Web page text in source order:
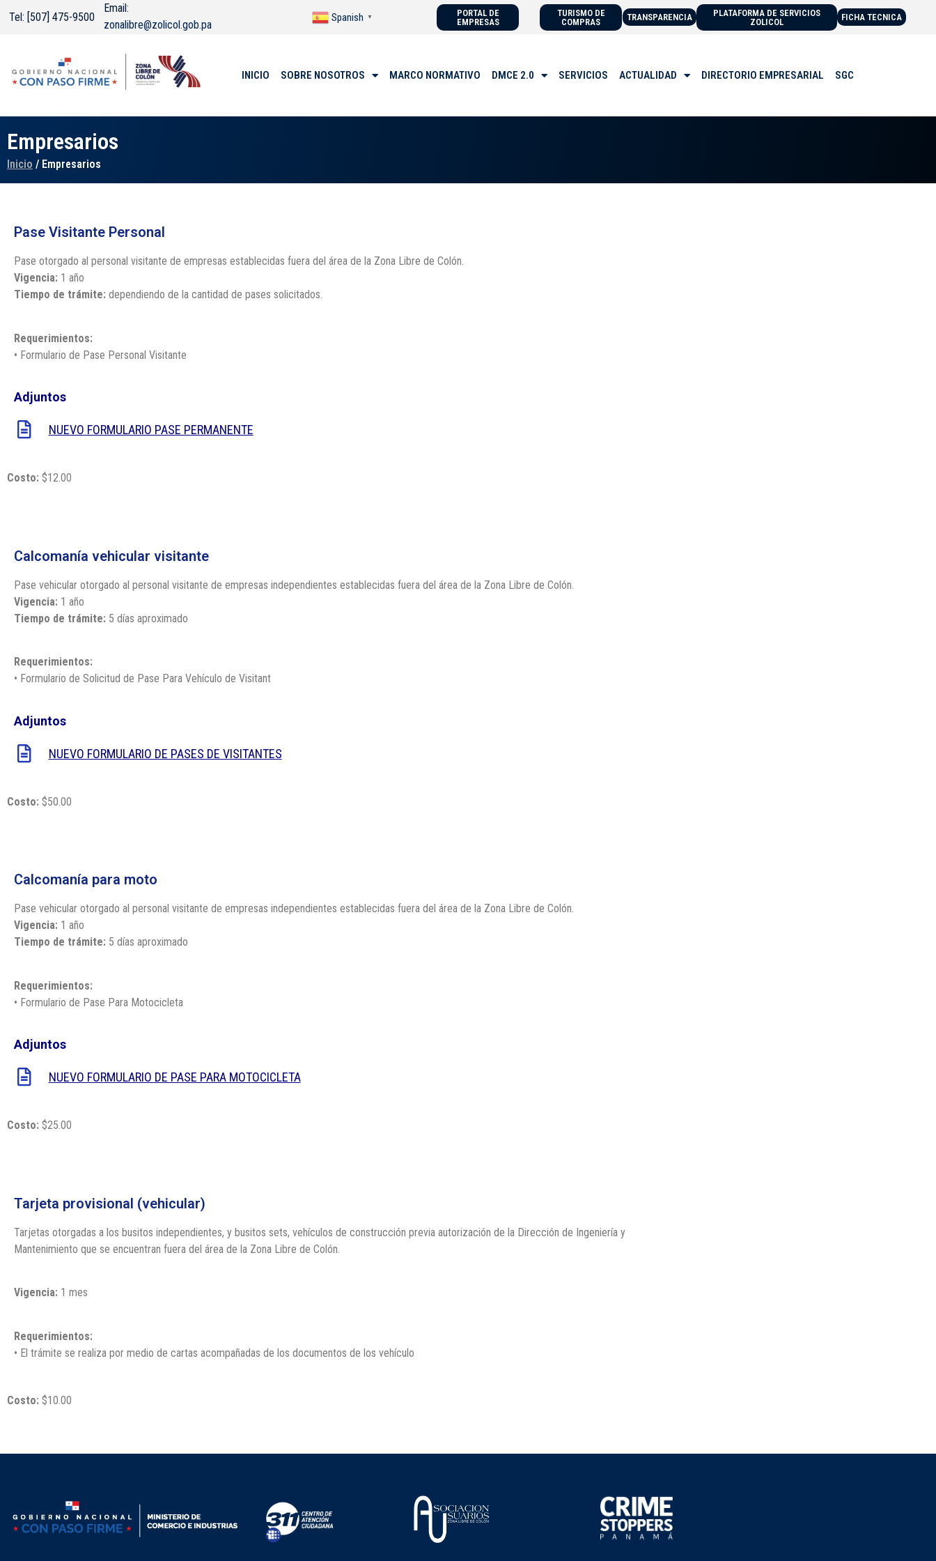
Tel: [507] 475-9500
Email:
zonalibre@zolicol.gob.pa
Spanish ▼
PORTAL DE
EMPRESAS
TURISMO DE
COMPRAS
TRANSPARENCIA
PLATAFORMA DE SERVICIOS
ZOLICOL
FICHA TECNICA
INICIO SOBRE NOSOTROS MARCO NORMATIVO DMCE 2.0 SERVICIOS ACTUALIDAD DIRECTORIO EMPRESARIAL SGC
Empresarios
Inicio / Empresarios
Pase Visitante Personal
Pase otorgado al personal visitante de empresas establecidas fuera del área de la Zona Libre de Colón.
Vigencia: 1 año
Tiempo de trámite: dependiendo de la cantidad de pases solicitados.
Requerimientos:
• Formulario de Pase Personal Visitante
Adjuntos
NUEVO FORMULARIO PASE PERMANENTE
Costo: $12.00
Calcomanía vehicular visitante
Pase vehicular otorgado al personal visitante de empresas independientes establecidas fuera del área de la Zona Libre de Colón.
Vigencia: 1 año
Tiempo de trámite: 5 días aproximado
Requerimientos:
• Formulario de Solicitud de Pase Para Vehículo de Visitant
Adjuntos
NUEVO FORMULARIO DE PASES DE VISITANTES
Costo: $50.00
Calcomanía para moto
Pase vehicular otorgado al personal visitante de empresas independientes establecidas fuera del área de la Zona Libre de Colón.
Vigencia: 1 año
Tiempo de trámite: 5 días aproximado
Requerimientos:
• Formulario de Pase Para Motocicleta
Adjuntos
NUEVO FORMULARIO DE PASE PARA MOTOCICLETA
Costo: $25.00
Tarjeta provisional (vehicular)
Tarjetas otorgadas a los busitos independientes, y busitos sets, vehículos de construcción previa autorización de la Dirección de Ingeniería y
Mantenimiento que se encuentran fuera del área de la Zona Libre de Colón.
Vigencia: 1 mes
Requerimientos:
• El trámite se realiza por medio de cartas acompañadas de los documentos de los vehículo
Costo: $10.00